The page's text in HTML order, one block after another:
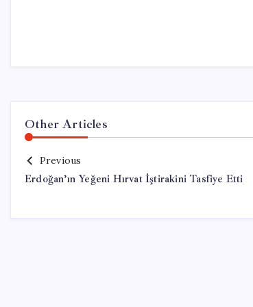
Other Articles
Previous
Erdoğan’ın Yeğeni Hırvat İştirakini Tasfiye Etti